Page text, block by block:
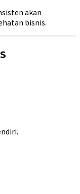
akan
bisnis.